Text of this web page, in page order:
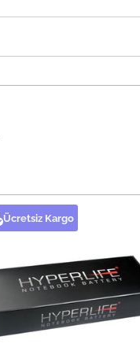
Ücretsiz Kargo